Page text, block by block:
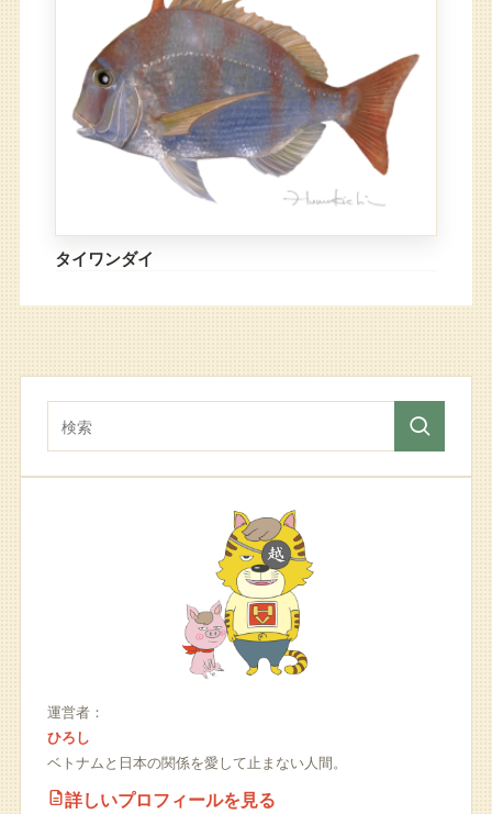
タイワンダイ
運営者：
ひろし
ベトナムと日本の関係を愛して止まない人間。
詳しいプロフィールを見る